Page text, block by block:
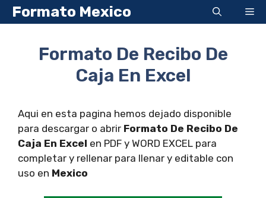
Saltar
al
Formato Mexico
Formato De Recibo De
Caja En Excel
Aqui en esta pagina hemos dejado disponible
para descargar o abrir Formato De Recibo De
Caja En Excel en PDF y WORD EXCEL para
completar y rellenar para llenar y editable con
uso en Mexico